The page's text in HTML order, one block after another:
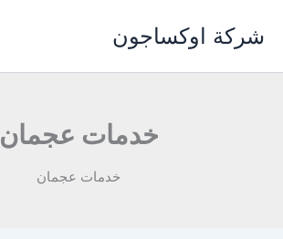
المحتوى
شركة اوكساجون
خدمات عجمان
خدمات عجمان